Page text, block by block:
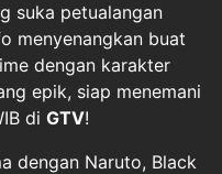
suka petualangan
menyenangkan buat
dengan karakter
epik, siap menemani
di GTV!
dengan Naruto, Black